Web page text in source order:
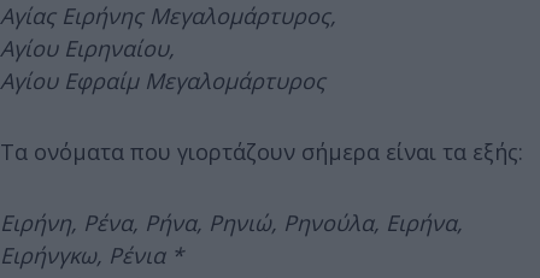
Αγίας Ειρήνης Μεγαλομάρτυρος,
Αγίου Ειρηναίου,
Αγίου Εφραίμ Μεγαλομάρτυρος
Τα ονόματα που γιορτάζουν σήμερα είναι τα εξής:
Ειρήνη, Ρένα, Ρήνα, Ρηνιώ, Ρηνούλα, Ειρήνα,
Ειρήνγκω, Ρένια *